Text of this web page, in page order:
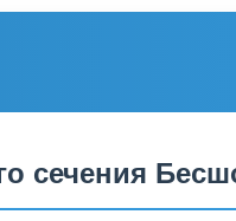
сечения